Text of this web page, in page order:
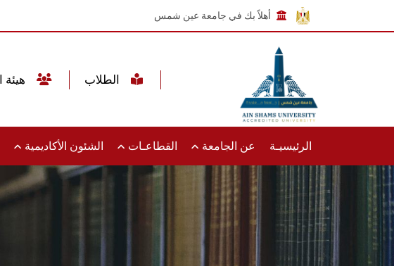
أهلاً بك في جامعة عين شمس
الرئيسيـة عن الجامعة القطاعـات الشئون الأكاديمية